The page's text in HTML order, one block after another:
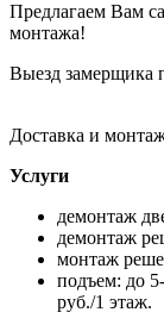
Предлагаем Вам
монтажа!
Выезд замерщика
Доставка и
Услуги
демонтаж
демонтаж
монтаж
подъем: до
руб./1 этаж.